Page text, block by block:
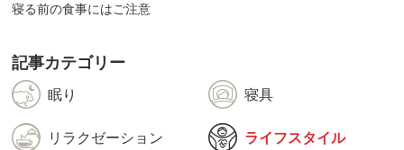
寝る前の食事にはご注意
記事カテゴリー
眠り
寝具
リラクゼーション ライフスタイル